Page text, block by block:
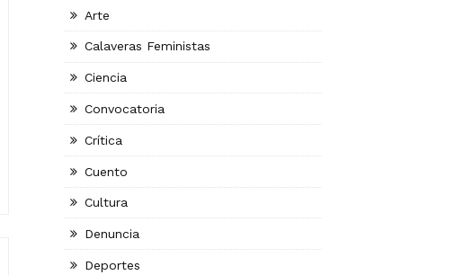
Arte
Calaveras Feministas
Ciencia
Convocatoria
Crítica
Cuento
Cultura
Denuncia
Deportes